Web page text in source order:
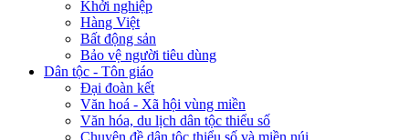
Khởi nghiệp
Hàng Việt
Bất động sản
Bảo vệ người tiêu dùng
Dân tộc - Tôn giáo
Đại đoàn kết
Văn hoá - Xã hội vùng miền
Văn hóa, du lịch dân tộc thiểu số
Chuyên đề dân tộc thiểu số và miền núi